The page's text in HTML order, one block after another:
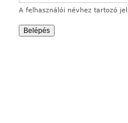
A felhasználói névhez tartozó